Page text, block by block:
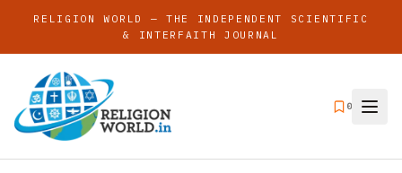
RELIGION WORLD — THE INDEPENDENT SCIENTIFIC
& INTERFAITH JOURNAL
0